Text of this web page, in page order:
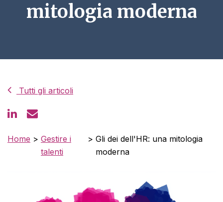
mitologia moderna
Tutti gli articoli
Home > Gestire i
talenti
>Gli dei dell'HR: una mitologia
moderna